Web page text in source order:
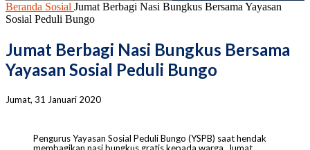
Beranda Sosial Jumat Berbagi Nasi Bungkus Bersama Yayasan
Sosial Peduli Bungo
Jumat Berbagi Nasi Bungkus Bersama
Yayasan Sosial Peduli Bungo
Jumat, 31 Januari 2020
Pengurus Yayasan Sosial Peduli Bungo (YSPB) saat hendak